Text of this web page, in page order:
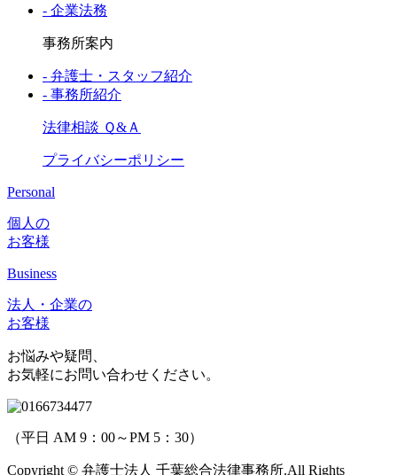
- 企業法務
事務所案内
- 弁護士・スタッフ紹介
- 事務所紹介
法律相談 Ｑ&Ａ
プライバシーポリシー
Personal
個人の
お客様
Business
法人・企業の
お客様
お悩みや疑問、
お気軽にお問い合わせください。
（平日 AM 9：00～PM 5：30）
Copyright © 弁護士法人 千葉総合法律事務所.All Rights